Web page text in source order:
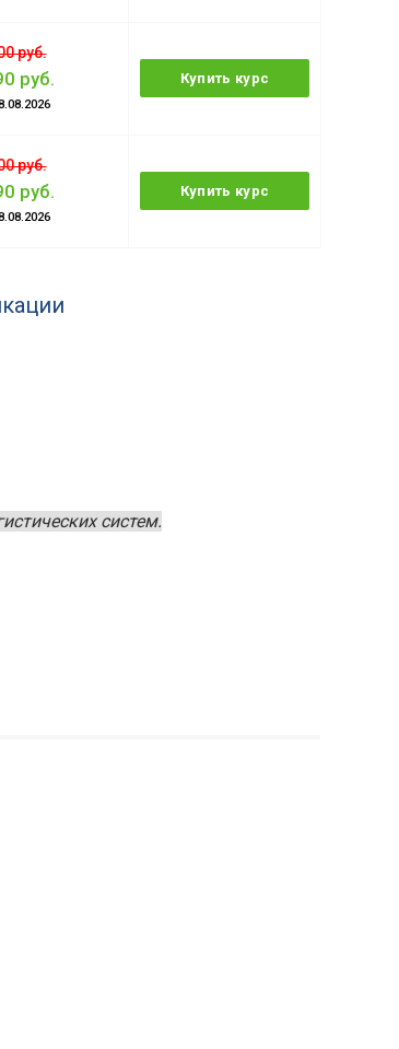
руб.
руб. Купить курс
руб.
руб. Купить курс
систем.